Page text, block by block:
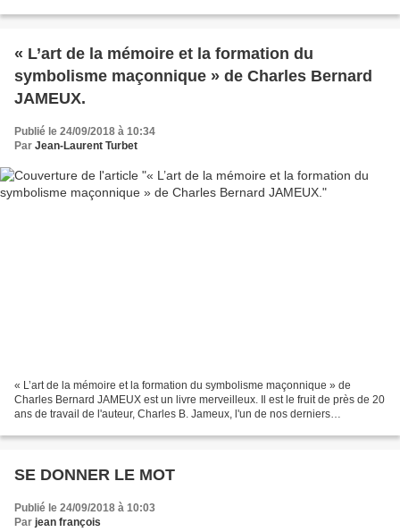
« L’art de la mémoire et la formation du
symbolisme maçonnique » de Charles Bernard
JAMEUX.
Publié le 24/09/2018 à 10:34
Par Jean-Laurent Turbet
« L’art de la mémoire et la formation du symbolisme maçonnique » de
Charles Bernard JAMEUX est un livre merveilleux. Il est le fruit de près de 20
ans de travail de l'auteur, Charles B. Jameux, l'un de nos derniers
SE DONNER LE MOT
Publié le 24/09/2018 à 10:03
Par jean françois